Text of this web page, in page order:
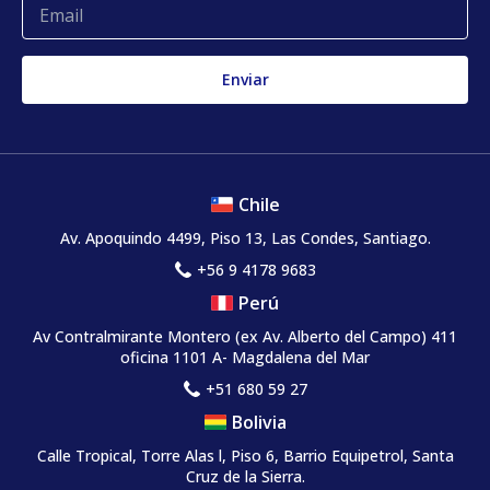
Chile
Av. Apoquindo 4499, Piso 13, Las Condes, Santiago.
+56 9 4178 9683
Perú
Av Contralmirante Montero (ex Av. Alberto del Campo) 411
oficina 1101 A- Magdalena del Mar
+51 680 59 27
Bolivia
Calle Tropical, Torre Alas l, Piso 6, Barrio Equipetrol, Santa
Cruz de la Sierra.